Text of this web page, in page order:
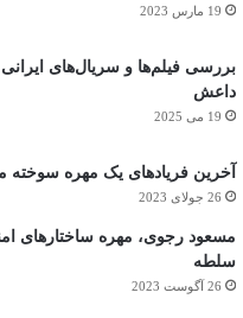
19 مارس 2023
بررسی فیلم‌ها و سریال‌های
داعش
19 می 2025
آخرین فریادهای یک مهره سوخته
26 جولای 2023
مسعود رجوی، مهره ساختارهای
سلطه
26 آگوست 2023